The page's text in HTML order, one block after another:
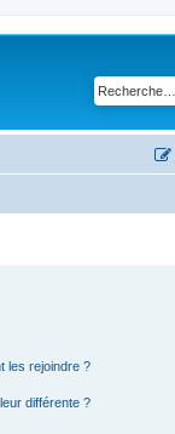
les rejoindre ?
différente ?